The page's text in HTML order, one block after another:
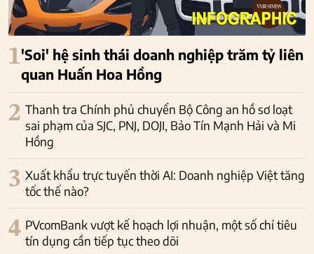
1'Soi' hệ sinh thái doanh nghiệp trăm tỷ liên
quan Huấn Hoa Hồng
2 Thanh tra Chính phủ chuyển Bộ Công an hồ sơ loạt
sai phạm của SJC, PNJ, DOJI, Bảo Tín Mạnh Hải và Mi
Hồng
3 Xuất khẩu trực tuyến thời AI: Doanh nghiệp Việt tăng
tốc thế nào?
4 PVcomBank vượt kế hoạch lợi nhuận, một số chỉ tiêu
tín dụng cần tiếp tục theo dõi